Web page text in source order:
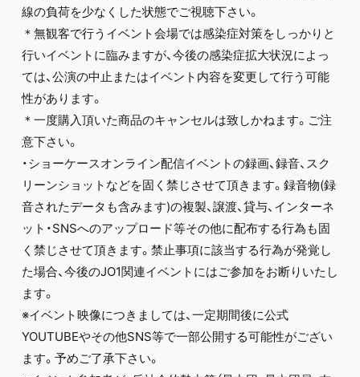
線の負荷を少なくした状態でご視聴下さい。
＊無観客で行うイベント会場では感染症対策をしっかりと
行いイベントに臨みますが、今後の感染症拡大状況によっ
ては、公演の中止またはイベント内容を変更して行う可能
性があります。
＊一度購入頂いた商品のキャンセルは致しかねます。ご注
意下さい。
・ショーケースオンライン配信イベントの録画、録音、スク
リーンショットなどを固く禁じさせて頂きます。録音物(録
音されたデータも含みます)の複製、譲渡、貸与、インターネ
ット・SNSへのアップロード等その他に配布する行為も固
く禁じさせて頂きます。禁止事項に該当する行為が発覚し
た場合、今後のJO1関連イベントにはご参加をお断りいたし
ます。
※イベント映像につきましては、一定期間後に公式
YOUTUBEやその他SNS等で一部公開する可能性がござい
ます。予めご了承下さい。